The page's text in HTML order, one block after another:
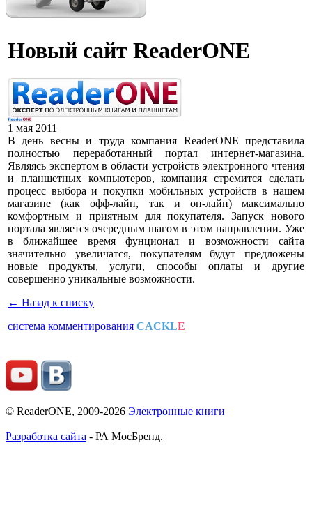
Новый сайт ReaderONE
1 мая 2011
В день весны и труда компания ReaderONE представила
полностью переработанный портал интернет-магазина.
Являясь экспертом в области устройств электронного чтения
и планшетных компьютеров, компания стремится сделать
процесс выбора и покупки мобильных устройств в нашем
магазине (как офф-лайн, так и он-лайн) максимально
комфортным и приятным для покупателя. Запуск нового
портала является очередным шагом в этом направлении. Уже
в ближайшее время фунционал и возможности сайта
значительно увеличатся, покупателям будут предложены
новые продукты, услуги, способы оплаты и другие
совершенно уникальные возможности.
← Назад к списку
система комментирования CACKLE
© ReaderONE, 2009-2026 Электронные книги
Разработка сайта - РА МосБренд.